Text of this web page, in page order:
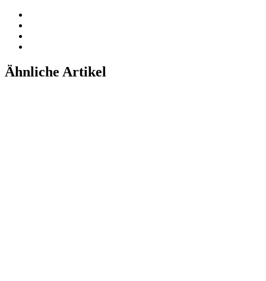
Ähnliche Artikel